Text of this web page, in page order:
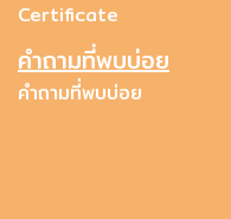
Certificate
คำถามที่พบบ่อย
คำถามที่พบบ่อย